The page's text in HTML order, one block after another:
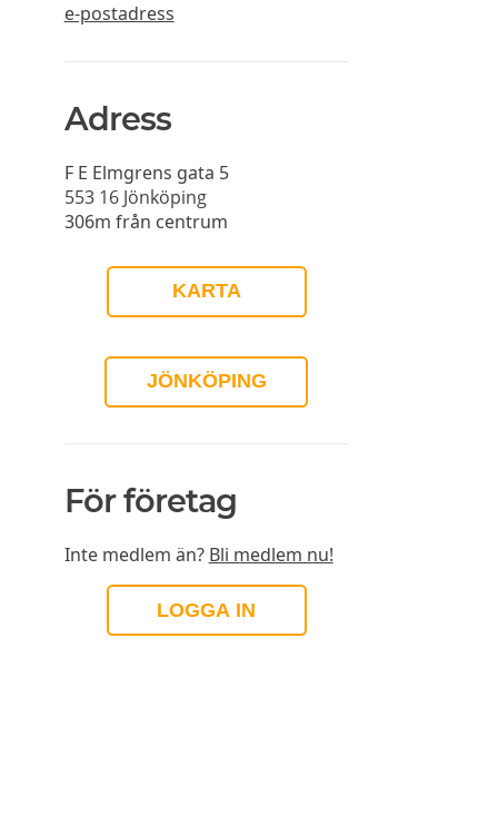
e-postadress
Adress
F E Elmgrens gata 5
553 16 Jönköping
306m från centrum
KARTA
JÖNKÖPING
För företag
Inte medlem än? Bli medlem nu!
LOGGA IN